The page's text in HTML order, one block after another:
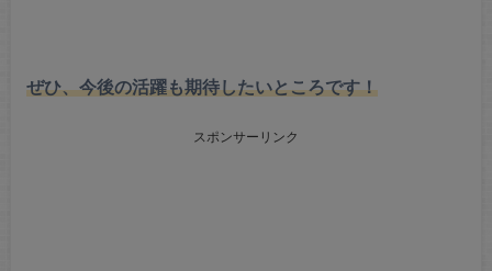
ぜひ、今後の活躍も期待したいところです！
スポンサーリンク